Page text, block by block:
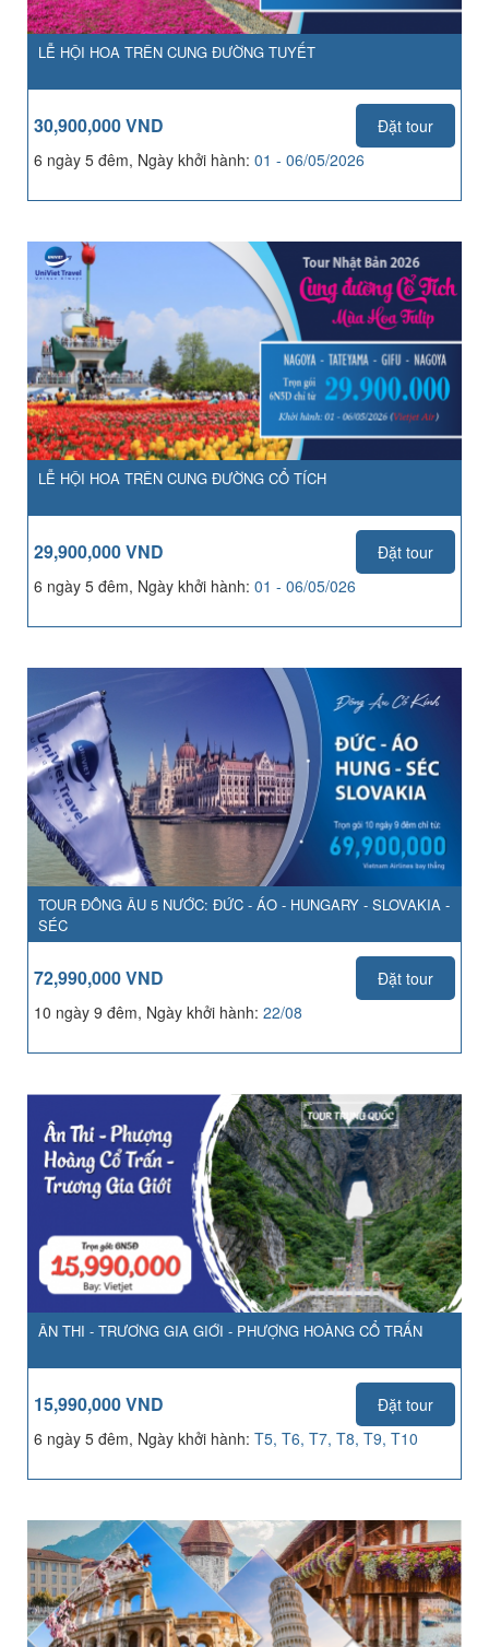
LỄ HỘI HOA TRÊN CUNG ĐƯỜNG TUYẾT
30,900,000 VND
Đặt tour
6 ngày 5 đêm, Ngày khởi hành: 01 - 06/05/2026
LỄ HỘI HOA TRÊN CUNG ĐƯỜNG CỔ TÍCH
29,900,000 VND
Đặt tour
6 ngày 5 đêm, Ngày khởi hành: 01 - 06/05/026
TOUR ĐÔNG ÂU 5 NƯỚC: ĐỨC - ÁO - HUNGARY - SLOVAKIA -
SÉC
72,990,000 VND
Đặt tour
10 ngày 9 đêm, Ngày khởi hành: 22/08
ÂN THI - TRƯƠNG GIA GIỚI - PHƯỢNG HOÀNG CỔ TRẤN
15,990,000 VND
Đặt tour
6 ngày 5 đêm, Ngày khởi hành: T5, T6, T7, T8, T9, T10